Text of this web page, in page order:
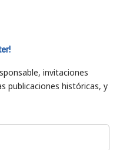
invitaciones
publicaciones históricas, y